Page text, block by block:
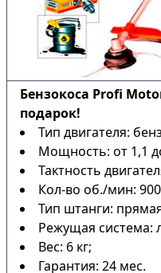
Бензокоса Profi
подарок!
Тип двигателя:
Мощность: от 1,1
Тактность
Кол-во об./мин:
Тип штанги:
Режущая система:
Вес: 6 кг;
Гарантия: 24 мес.